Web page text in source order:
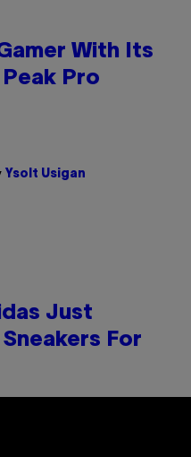
With Its
Pro
Ysolt Usigan
Just
For